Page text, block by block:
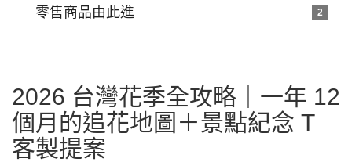
零售商品由此進 2
2026 台灣花季全攻略｜一年 12
個月的追花地圖＋景點紀念 T
客製提案